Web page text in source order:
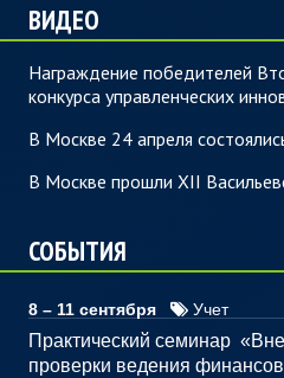
ВИДЕО
Награждение победителей
конкурса управленческих
В Москве 24 апреля
В Москве прошли XII
СОБЫТИЯ
8 – 11 сентября Учет
Практический семинар
проверки ведения